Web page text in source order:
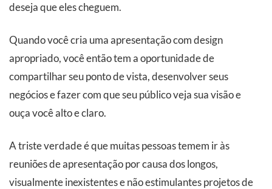
deseja que eles cheguem.
Quando você cria uma apresentação com design
apropriado, você então tem a oportunidade de
compartilhar seu ponto de vista, desenvolver seus
negócios e fazer com que seu público veja sua visão e
ouça você alto e claro.
A triste verdade é que muitas pessoas temem ir às
reuniões de apresentação por causa dos longos,
visualmente inexistentes e não estimulantes projetos de